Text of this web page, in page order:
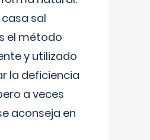
sal
el método
y utilizado
la deficiencia
a veces
aconseja en